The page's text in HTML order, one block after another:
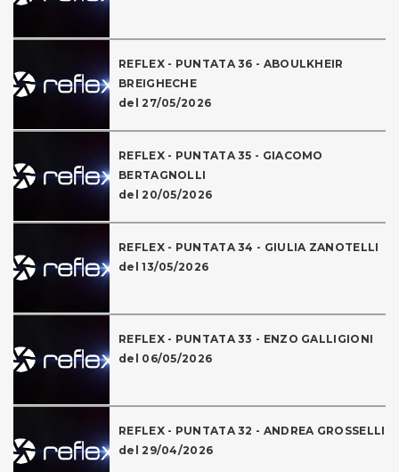
REFLEX - PUNTATA 36 - ABOULKHEIR
BREIGHECHE
del 27/05/2026
REFLEX - PUNTATA 35 - GIACOMO
BERTAGNOLLI
del 20/05/2026
REFLEX - PUNTATA 34 - GIULIA ZANOTELLI
del 13/05/2026
REFLEX - PUNTATA 33 - ENZO GALLIGIONI
del 06/05/2026
REFLEX - PUNTATA 32 - ANDREA GROSSELLI
del 29/04/2026